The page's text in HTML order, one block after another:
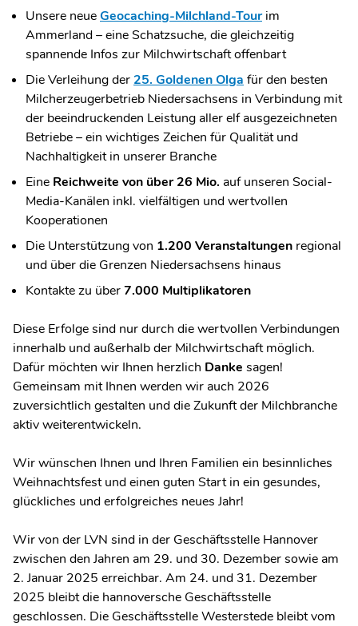
Unsere neueGeocaching-Milchland-Tour im
Ammerland – eine Schatzsuche, die gleichzeitig
spannende Infos zur Milchwirtschaft offenbart
Die Verleihung der 25. Goldenen Olga für den besten
Milcherzeugerbetrieb Niedersachsens in Verbindung mit
der beeindruckenden Leistung aller elf ausgezeichneten
Betriebe – ein wichtiges Zeichen für Qualität und
Nachhaltigkeit in unserer Branche
Eine Reichweite von über 26 Mio. auf unseren Social-
Media-Kanälen inkl. vielfältigen und wertvollen
Kooperationen
Die Unterstützung von 1.200 Veranstaltungen regional
und über die Grenzen Niedersachsens hinaus
Kontakte zu über7.000 Multiplikatoren
Diese Erfolge sind nur durch die wertvollen Verbindungen
innerhalb und außerhalb der Milchwirtschaft möglich.
Dafür möchten wir Ihnen herzlich Danke sagen!
Gemeinsam mit Ihnen werden wir auch 2026
zuversichtlich gestalten und die Zukunft der Milchbranche
aktiv weiterentwickeln.
Wir wünschen Ihnen und Ihren Familien ein besinnliches
Weihnachtsfest und einen guten Start in ein gesundes,
glückliches und erfolgreiches neues Jahr!
Wir von der LVN sind in der Geschäftsstelle Hannover
zwischen den Jahren am 29. und 30. Dezember sowie am
2. Januar 2025 erreichbar. Am 24. und 31. Dezember
2025 bleibt die hannoversche Geschäftsstelle
geschlossen. Die Geschäftsstelle Westerstede bleibt vom